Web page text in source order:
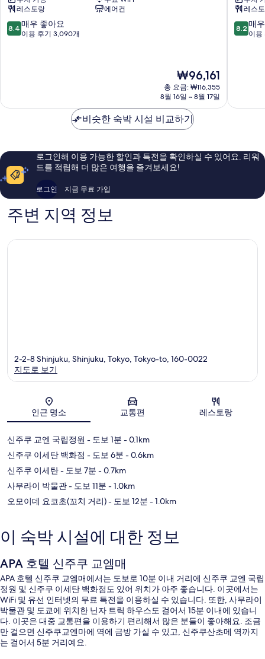
주
쿠
가
주
레스토랑
에어컨
10
점
우
이
후
기
8.4 매우 좋아요
이용 후기 3,090개
현
재
요
₩96,161
₩96,161
총 요금: ₩116,355
8월 16일 ~ 8월 17일
싱
턴
호
레스
10
점
우
이
용
8.2 매
이용
비슷한 숙박 시설 비교하기
로그인해 이용 가능한 할인과 특전을 확인하실 수 있어요. 리워
드를 적립해 더 많은 여행을 즐겨보세요!
로그인 지금 무료 가입
주변 지역 정보
지도
2-2-8 Shinjuku, Shinjuku, Tokyo, Tokyo-to, 160-0022
지도로 보기
인근 명소 교통편 레스토랑
신주쿠 교엔 국립정원 - 도보 1분 - 0.1km
신주쿠 이세탄 백화점 - 도보 6분 - 0.6km
신주쿠 이세탄- 도보 7분 - 0.7km
사무라이 박물관- 도보 11분 - 1.0km
오모이데 요코초(꼬치 거리)- 도보 12분 - 1.0km
이 숙박 시설에 대한 정보
APA 호텔 신주쿠 교엠매
APA 호텔 신주쿠 교엠매에서는 도보로 10분 이내 거리에 신주쿠 교엔 국립
정원 및 신주쿠 이세탄 백화점도 있어 위치가 아주 좋습니다. 이곳에서는
WiFi 및 유선 인터넷의 무료 특전을 이용하실 수 있습니다. 또한, 사무라이
박물관 및 도쿄에 위치한 닌자 트릭 하우스도 걸어서 15분 이내에 있습니
다. 이곳은 대중 교통편을 이용하기 편리해서 많은 분들이 좋아해요. 조금
만 걸으면 신주쿠교엔마에 역에 금방 가실 수 있고, 신주쿠산초메 역까지
는 걸어서 5분 거리예요.